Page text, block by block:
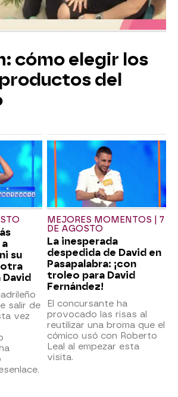
cómo elegir los
del
su
salir de
vez
MEJORES MOMENTOS | 7
DE AGOSTO
La inesperada
despedida de David en
Pasapalabra: ¡con
troleo para David
Fernández!
El concursante ha
provocado las risas al
reutilizar una broma que el
cómico usó con Roberto
Leal al empezar esta
visita.